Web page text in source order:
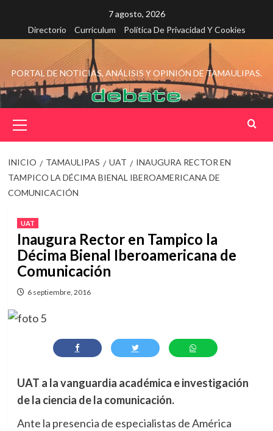
contenido
7 agosto, 2026
Directorio
Curriculum Política De Privacidad Y Cookies
PORTAL DE NOTICIAS, ANÁLISIS Y OPINIÓN DE TAMAULIPAS.
principal
INICIO TAMAULIPAS UAT
INAUGURA RECTOR EN
TAMPICO LA DÉCIMA BIENAL IBEROAMERICANA DE
COMUNICACIÓN
UAT
Inaugura Rector en Tampico la
Décima Bienal Iberoamericana de
Comunicación
6 septiembre, 2016
UAT a la vanguardia académica e investigación
de la ciencia de la comunicación.
Ante la presencia de especialistas de América